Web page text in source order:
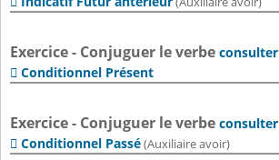
Exercice - Conjuguer le verbe consulter
 Conditionnel Présent
Exercice - Conjuguer le verbe consulter
 Conditionnel Passé(Auxiliaire avoir)